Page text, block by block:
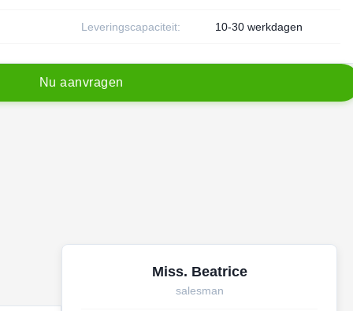
Leveringscapaciteit: 10-30 werkdagen
N u aanvragen
Miss. Beatrice
salesman